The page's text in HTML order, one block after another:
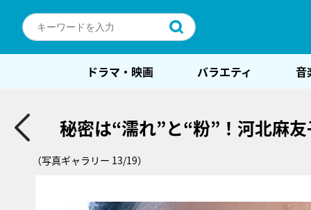
ドラマ・映画 バラエティ 音
秘密は“濡れ”と“粉”！河北麻
（写真ギャラリー 13/19）